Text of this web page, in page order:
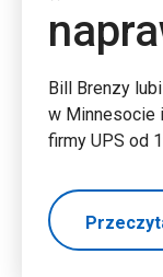
Bill Brenzy
w Minnesocie
firmy UPS od